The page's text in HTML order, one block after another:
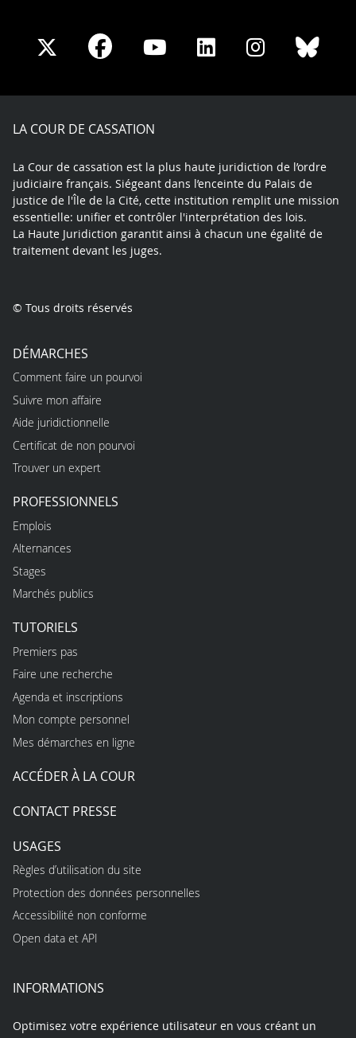
Share
X
Share
Facebook
Share
Youtube
Share
LinkedIn
Share
Instagram
LA COUR DE CASSATION
La Cour de cassation est la plus haute juridiction de l’ordre
judiciaire français. Siégeant dans l’enceinte du Palais de
justice de l'Île de la Cité, cette institution remplit une mission
essentielle: unifier et contrôler l'interprétation des lois.
La Haute Juridiction garantit ainsi à chacun une égalité de
traitement devant les juges.
© Tous droits réservés
DÉMARCHES
Comment faire un pourvoi
Suivre mon affaire
Aide juridictionnelle
Certificat de non pourvoi
Trouver un expert
PROFESSIONNELS
Emplois
Alternances
Stages
Marchés publics
TUTORIELS
Premiers pas
Faire une recherche
Agenda et inscriptions
Mon compte personnel
Mes démarches en ligne
ACCÉDER À LA COUR
CONTACT PRESSE
USAGES
Règles d’utilisation du site
Protection des données personnelles
Accessibilité non conforme
Open data et API
INFORMATIONS
Optimisez votre expérience utilisateur en vous créant un